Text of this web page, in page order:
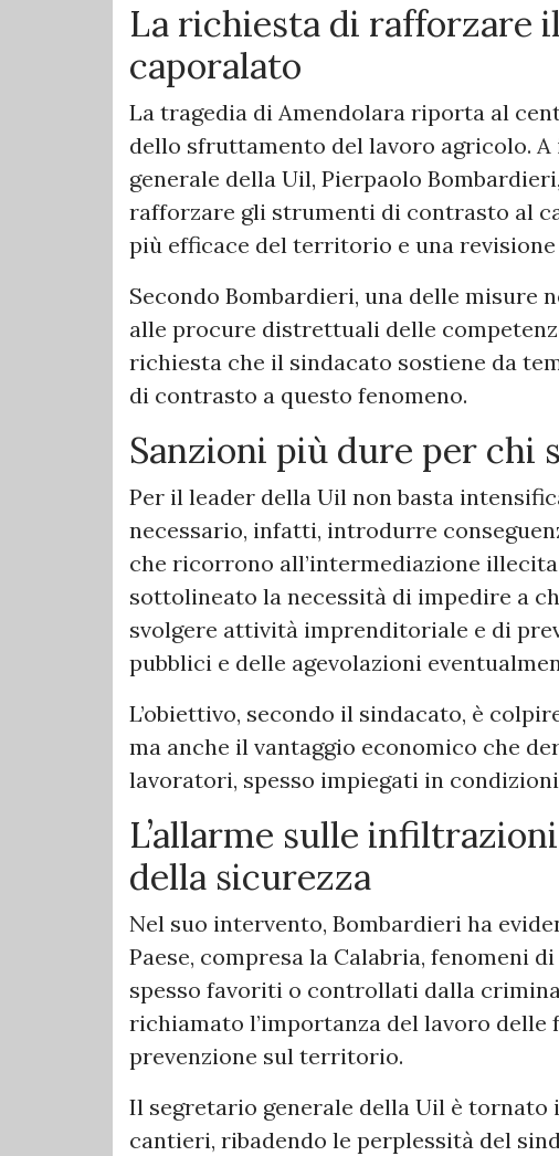
La richiesta di rafforzare
caporalato
La tragedia di Amendolara riporta al
dello sfruttamento del lavoro agricolo.
generale della Uil, Pierpaolo
rafforzare gli strumenti di contrasto al
più efficace del territorio e una
Secondo Bombardieri, una delle misure
alle procure distrettuali delle
richiesta che il sindacato sostiene da
di contrasto a questo fenomeno.
Sanzioni più dure per
Per il leader della Uil non basta
necessario, infatti, introdurre
che ricorrono all’intermediazione
sottolineato la necessità di impedire a
svolgere attività imprenditoriale e di
pubblici e delle agevolazioni
L’obiettivo, secondo il sindacato, è
ma anche il vantaggio economico che
lavoratori, spesso impiegati in
L’allarme sulle
della sicurezza
Nel suo intervento, Bombardieri ha
Paese, compresa la Calabria, fenomeni
spesso favoriti o controllati dalla
richiamato l’importanza del lavoro delle
prevenzione sul territorio.
Il segretario generale della Uil è tornato
cantieri, ribadendo le perplessità del